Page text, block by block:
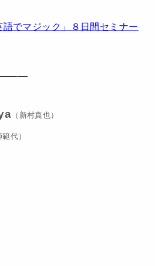
でマジック」８日間セミナー
（新村真也）
代）